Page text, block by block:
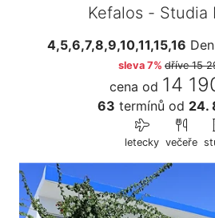
Kefalos - Studia
4,5,6,7,8,9,10,11,15,16
sleva 7% dříve15
cena od 14
63 termínů od 24.
letecky večeře